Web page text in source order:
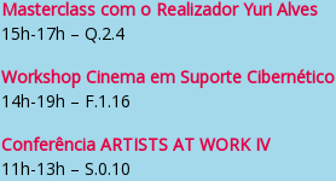
Masterclass com o Realizador Yuri Alves
15h-17h – Q.2.4
Workshop Cinema em Suporte Cibernético
14h-19h – F.1.16
Conferência ARTISTS AT WORK IV
11h-13h – S.0.10